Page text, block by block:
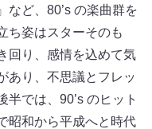
など、80’s の楽曲群を
ち姿はスターそのも
回り、感情を込めて気
あり、不思議とフレッ
では、90’s のヒット
昭和から平成へと時代